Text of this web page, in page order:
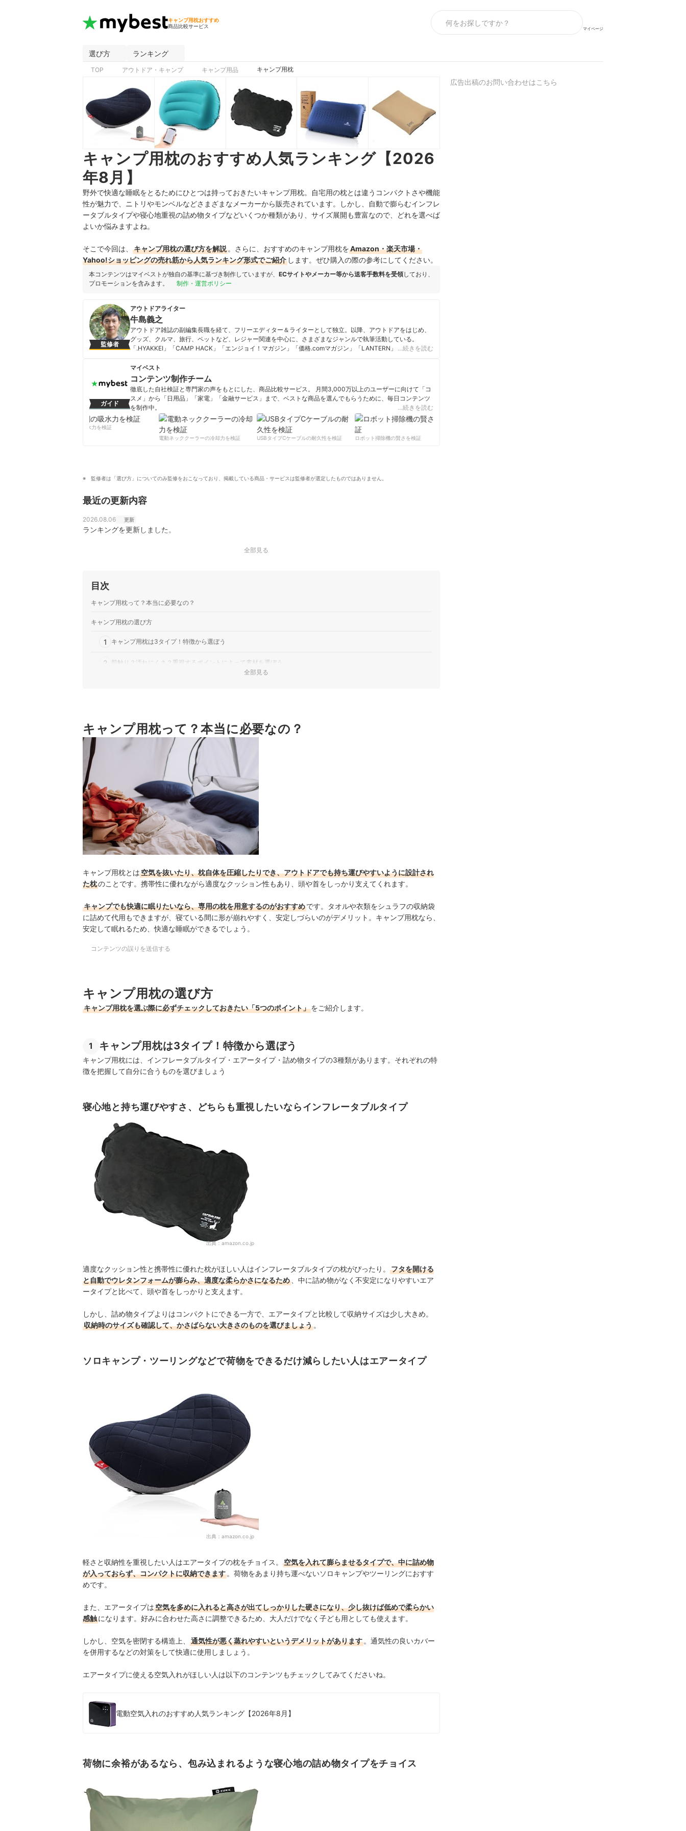
キャンプ用枕おすすめ
商品比較サービス
マイページ
選び方 ランキング
TOP アウトドア・キャンプ キャンプ用品 キャンプ用枕
キャンプ用枕のおすすめ人気ランキング【2026
年8月】
野外で快適な睡眠をとるためにひとつは持っておきたいキャンプ用枕。自宅用の枕とは違うコンパクトさや機能
性が魅力で、ニトリやモンベルなどさまざまなメーカーから販売されています。
しかし、自動で膨らむインフレ
ータブルタイプや寝心地重視の詰め物タイプなどいくつか種類があり、サイズ展開も豊富なので、どれを選べば
よいか悩みますよね。
そこで今回は、 キャンプ用枕の選び方を解説 。さらに、おすすめのキャンプ用枕をAmazon・楽天市場・
Yahoo!ショッピングの売れ筋から人気ランキング形式でご紹介 します。ぜひ購入の際の参考にしてください。
本コンテンツはマイベストが独自の基準に基づき制作していますが、 ECサイトやメーカー等から送客手数料を受領しており、
プロモーションを含みます。
制作・運営ポリシー
監修者
アウトドアライター
牛島義之
アウトドア雑誌の副編集長職を経て、フリーエディター＆ライターとして独立。以降、アウトドアをはじめ、
グッズ、クルマ、旅行、ペットなど、レジャー関連を中心に、さまざまなジャンルで執筆活動している。
「.HYAKKEI」「CAMP HACK」「エンジョイ！マガジン」「価格.comマガジン」「LANTERN」などのwebメ
牛島義之のプロフィール
…続きを読む
ガイド
マイベスト
コンテンツ制作チーム
徹底した自社検証と専門家の声をもとにした、商品比較サービス。 月間3,000万以上のユーザーに向けて「コ
スメ」から「日用品」「家電」「金融サービス」まで、ベストな商品を選んでもらうために、毎日コンテンツ
を制作中。
コンテンツ制作チームのプロフィール
…続きを読む
柔軟剤の吸水力を検証
電動ネッククーラーの冷却力を検証
USBタイプCケーブルの耐久性を検証 ロボット掃除機の賢さを検証
監修者は「選び方」についてのみ監修をおこなっており、掲載している商品・サービスは監修者が選定したものではありません。
最近の更新内容
2026.08.06 更新
ランキングを更新しました。
全部見る
目次
キャンプ用枕って？本当に必要なの？
キャンプ用枕の選び方
1 キャンプ用枕は3タイプ！特徴から選ぼう
2 肌触り？汚れにくさ？重視するポイントによって素材を選ぼう
5 収納袋がついていると持ち運びが楽になる
キャンプ用枕全30商品おすすめ人気ランキング
キャンプ用枕と一緒に使うコット、寝袋やマットもチェック
ほかのキャンプ用品もチェック！
キャンプ用枕の売れ筋ランキングもチェック！
全部見る
キャンプ用枕って？本当に必要なの？
キャンプ用枕とは空気を抜いたり、枕自体を圧縮したりでき、アウトドアでも持ち運びやすいように設計され
た枕のことです。携帯性に優れながら適度なクッション性もあり、頭や首をしっかり支えてくれます。
キャンプでも快適に眠りたいなら、専用の枕を用意するのがおすすめです。タオルや衣類をシュラフの収納袋
に詰めて代用もできますが、寝ている間に形が崩れやすく、安定しづらいのがデメリット。キャンプ用枕なら、
安定して眠れるため、快適な睡眠ができるでしょう。
コンテンツの誤りを送信する
キャンプ用枕の選び方
キャンプ用枕を選ぶ際に必ずチェックしておきたい「5つのポイント」をご紹介します。
1 キャンプ用枕は3タイプ！特徴から選ぼう
キャンプ用枕には、インフレータブルタイプ・エアータイプ・詰め物タイプの3種類があります。 それぞれの特
徴を把握して自分に合うものを選びましょう
寝心地と持ち運びやすさ、どちらも重視したいならインフレータブルタイプ
出典： amazon.co.jp
適度なクッション性と携帯性に優れた枕がほしい人はインフレータブルタイプの枕がぴったり。
フタを開ける
と自動でウレタンフォームが膨らみ、適度な柔らかさになるため
中に詰め物がなく不安定になりやすいエア
ータイプと比べて、頭や首をしっかりと支えます。
しかし、詰め物タイプよりはコンパクトにできる一方で、エアータイプと比較して収納サイズは少し大きめ。
収納時のサイズも確認して、かさばらない大きさのものを選びましょう 。
ソロキャンプ・ツーリングなどで荷物をできるだけ減らしたい人はエアータイプ
出典： amazon.co.jp
軽さと収納性を重視したい人はエアータイプの枕をチョイス。
空気を入れて膨らませるタイプで、中に詰め物
が入っておらず、コンパクトに収納できます 。荷物をあまり持ち運べないソロキャンプやツーリングにおすす
めです。
また、エアータイプは空気を多めに入れると高さが出てしっかりした硬さになり、少し抜けば低めで柔らかい
感触になります。好みに合わせた高さに調整できるため、大人だけでなく子ども用としても使えます。
しかし、空気を密閉する構造上、 通気性が悪く蒸れやすいというデメリットがあります 。通気性の良いカバー
を併用するなどの対策をして快適に使用しましょう。
エアータイプに使える空気入れがほしい人は以下のコンテンツもチェックしてみてくださいね。
電動空気入れのおすすめ人気ランキング【2026年8月】
荷物に余裕があるなら、包み込まれるような寝心地の詰め物タイプをチョイス
広告出稿のお問い合わせはこちら